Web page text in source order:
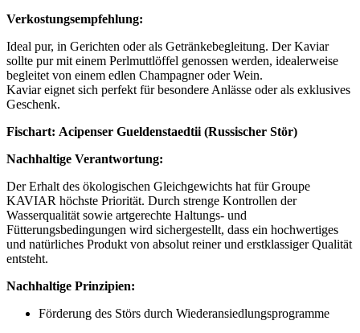
Verkostungsempfehlung:
Ideal pur, in Gerichten oder als Getränkebegleitung. Der Kaviar
sollte pur mit einem Perlmuttlöffel genossen werden, idealerweise
begleitet von einem edlen Champagner oder Wein.
Kaviar eignet sich perfekt für besondere Anlässe oder als exklusives
Geschenk.
Fischart: Acipenser Gueldenstaedtii (Russischer Stör)
Nachhaltige Verantwortung:
Der Erhalt des ökologischen Gleichgewichts hat für Groupe
KAVIAR höchste Priorität. Durch strenge Kontrollen der
Wasserqualität sowie artgerechte Haltungs- und
Fütterungsbedingungen wird sichergestellt, dass ein hochwertiges
und natürliches Produkt von absolut reiner und erstklassiger Qualität
entsteht.
Nachhaltige Prinzipien:
Förderung des Störs durch Wiederansiedlungsprogramme